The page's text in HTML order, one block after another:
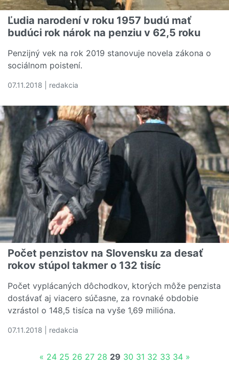
Ľudia narodení v roku 1957 budú mať
budúci rok nárok na penziu v 62,5 roku
Penzijný vek na rok 2019 stanovuje novela zákona o
sociálnom poistení.
07.11.2018 | redakcia
Počet penzistov na Slovensku za desať
rokov stúpol takmer o 132 tisíc
Počet vyplácaných dôchodkov, ktorých môže penzista
dostávať aj viacero súčasne, za rovnaké obdobie
vzrástol o 148,5 tisíca na vyše 1,69 milióna.
07.11.2018 | redakcia
« 24 25 26 27 28 29 30 31 32 33 34 »